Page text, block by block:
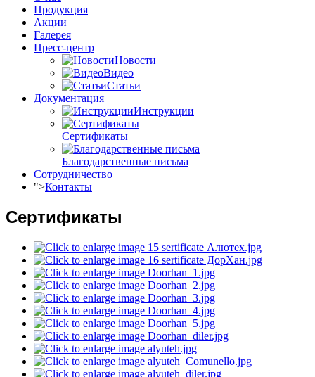
Продукция
Акции
Галерея
Пресс-центр
Новости
Видео
Статьи
Документация
Инструкции
Сертификаты
Благодарственные письма
Сотрудничество
">Контакты
Сертификаты